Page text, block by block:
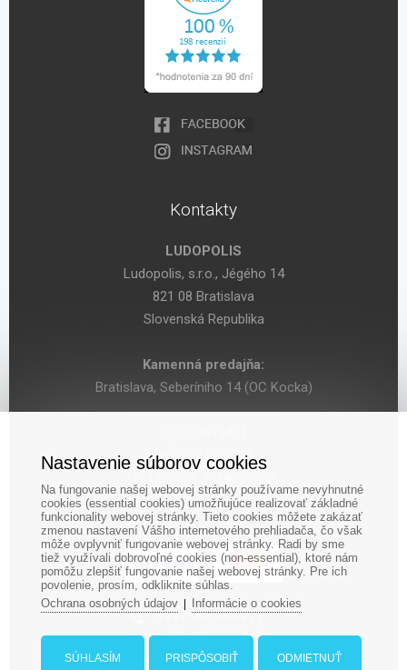
Kontakty
LUDOPOLIS
Ludopolis, s.r.o., Jégého 14
821 08 Bratislava
Slovenská Republika
Kamenná predajňa:
Bratislava, Seberíniho 14 (OC Kocka)
DIČ: 2024029755
‎+421 948 188 211
+421 908 666 767
ludopolis@ludopolis.sk
Nastavenie súborov cookies
Na fungovanie našej webovej stránky používame nevyhnutné
cookies (essential cookies) umožňujúce realizovať základné
funkcionality webovej stránky. Tieto cookies môžete zakázať
zmenou nastavení Vášho internetového prehliadača, čo však
môže ovplyvniť fungovanie webovej stránky. Radi by sme
tiež využívali dobrovoľné cookies (non-essential), ktoré nám
pomôžu zlepšiť fungovanie našej webovej stránky. Pre ich
povolenie, prosím, odkliknite súhlas.
Ochrana osobných údajov| Informácie o cookies
SÚHLASÍM PRISPÔSOBIŤ ODMIETNUŤ